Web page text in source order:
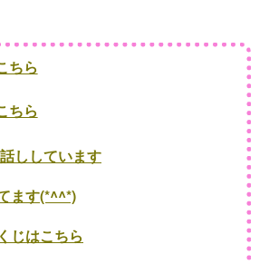
ちら
ちら
ししています
ます(*^^*)
じはこちら